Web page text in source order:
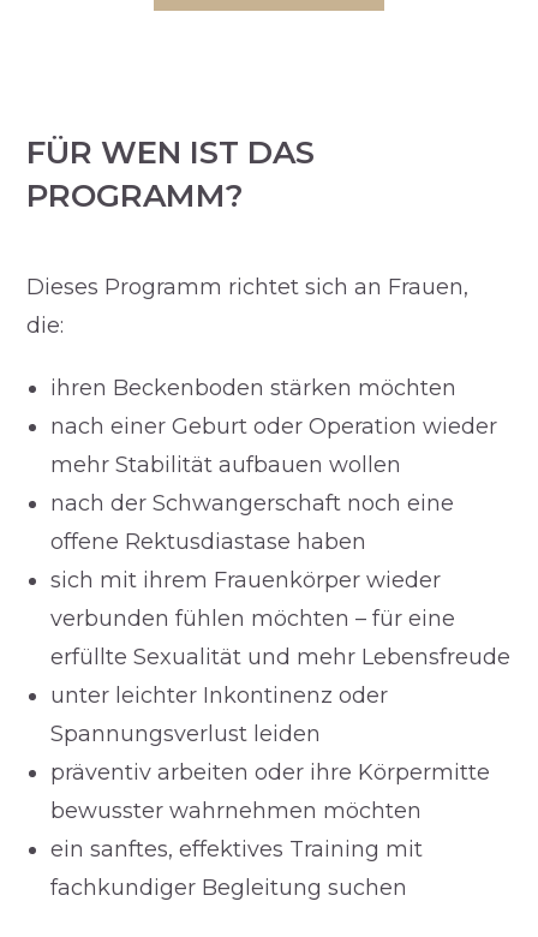
FÜR WEN IST DAS
PROGRAMM?
Dieses Programm richtet sich an Frauen,
die:
ihren Beckenboden stärken möchten
nach einer Geburt oder Operation wieder
mehr Stabilität aufbauen wollen
nach der Schwangerschaft noch eine
offene Rektusdiastase haben
sich mit ihrem Frauenkörper wieder
verbunden fühlen möchten – für eine
erfüllte Sexualität und mehr Lebensfreude
unter leichter Inkontinenz oder
Spannungsverlust leiden
präventiv arbeiten oder ihre Körpermitte
bewusster wahrnehmen möchten
ein sanftes, effektives Training mit
fachkundiger Begleitung suchen